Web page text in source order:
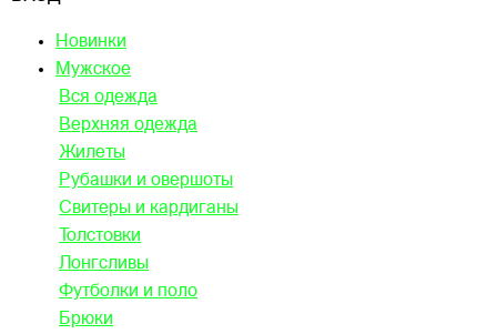
Новинки
Мужское
Вся одежда
Верхняя одежда
Жилеты
Рубашки и овершоты
Свитеры и кардиганы
Толстовки
Лонгсливы
Футболки и поло
Брюки